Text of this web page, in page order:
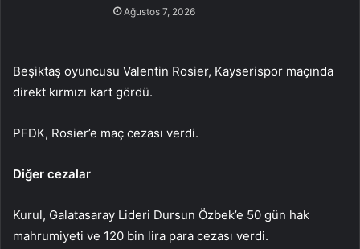
Ağustos 7, 2026
Beşiktaş oyuncusu Valentin Rosier, Kayserispor maçında
direkt kırmızı kart gördü.
PFDK, Rosier’e maç cezası verdi.
Diğer cezalar
Kurul, Galatasaray Lideri Dursun Özbek’e 50 gün hak
mahrumiyeti ve 120 bin lira para cezası verdi.